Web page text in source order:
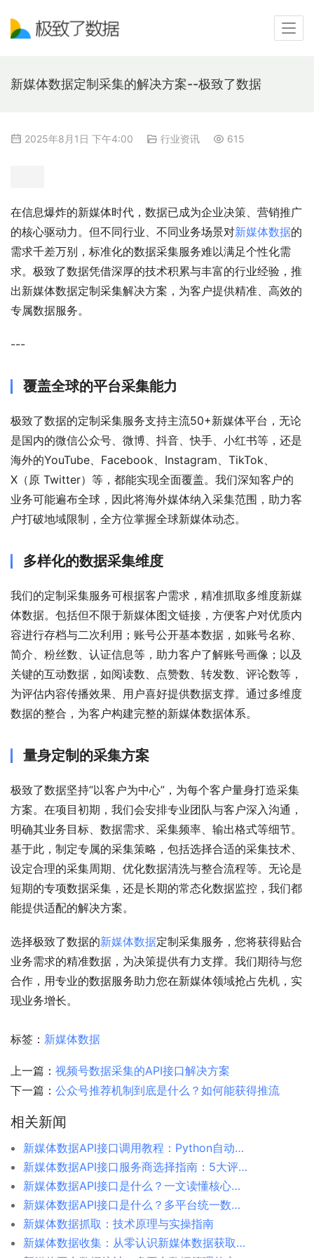
新媒体数据定制采集的解决方案--极致了数据
2025年8月1日 下午4:00 行业资讯 615
在信息爆炸的新媒体时代，数据已成为企业决策、营销推广
的核心驱动力。但不同行业、不同业务场景对新媒体数据的
需求千差万别，标准化的数据采集服务难以满足个性化需
求。极致了数据凭借深厚的技术积累与丰富的行业经验，推
出新媒体数据定制采集解决方案，为客户提供精准、高效的
专属数据服务。
---
覆盖全球的平台采集能力
极致了数据的定制采集服务支持主流50+新媒体平台，无论
是国内的微信公众号、微博、抖音、快手、小红书等，还是
海外的YouTube、Facebook、Instagram、TikTok、
X（原 Twitter）等，都能实现全面覆盖。我们深知客户的
业务可能遍布全球，因此将海外媒体纳入采集范围，助力客
户打破地域限制，全方位掌握全球新媒体动态。
多样化的数据采集维度
我们的定制采集服务可根据客户需求，精准抓取多维度新媒
体数据。包括但不限于新媒体图文链接，方便客户对优质内
容进行存档与二次利用；账号公开基本数据，如账号名称、
简介、粉丝数、认证信息等，助力客户了解账号画像；以及
关键的互动数据，如阅读数、点赞数、转发数、评论数等，
为评估内容传播效果、用户喜好提供数据支撑。通过多维度
数据的整合，为客户构建完整的新媒体数据体系。
量身定制的采集方案
极致了数据坚持“以客户为中心”，为每个客户量身打造采集
方案。在项目初期，我们会安排专业团队与客户深入沟通，
明确其业务目标、数据需求、采集频率、输出格式等细节。
基于此，制定专属的采集策略，包括选择合适的采集技术、
设定合理的采集周期、优化数据清洗与整合流程等。无论是
短期的专项数据采集，还是长期的常态化数据监控，我们都
能提供适配的解决方案。
选择极致了数据的新媒体数据定制采集服务，您将获得贴合
业务需求的精准数据，为决策提供有力支撑。我们期待与您
合作，用专业的数据服务助力您在新媒体领域抢占先机，实
现业务增长。
标签： 新媒体数据
上一篇： 视频号数据采集的API接口解决方案
下一篇： 公众号推荐机制到底是什么？如何能获得推流
相关新闻
新媒体数据API接口调用教程：Python自动化采集实战
新媒体数据API接口服务商选择指南：5大评估维度
新媒体数据API接口是什么？一文读懂核心概念与应用场景
新媒体数据API接口是什么？多平台统一数据接口解决方案
新媒体数据抓取：技术原理与实操指南
新媒体数据收集：从零认识新媒体数据获取方法